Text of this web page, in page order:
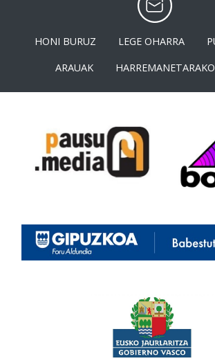
HONI BURUZ LEGE OHARRA
ARAUAK
HARREMANETARAKO